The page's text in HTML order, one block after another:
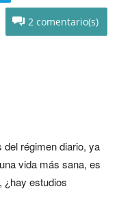
2
régimen diario, ya
vida más sana, es
¿hay estudios